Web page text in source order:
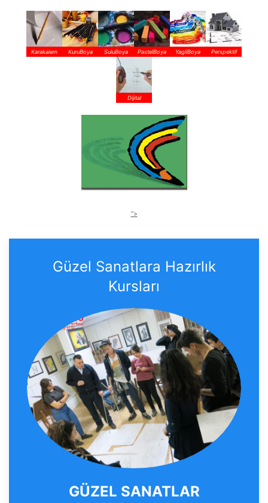
Karakalem KuruBoya SuluBoya PastelBoya YagliBoya Perspektif
Dijital
“>
Güzel Sanatlara Hazırlık
Kursları
GÜZEL SANATLAR